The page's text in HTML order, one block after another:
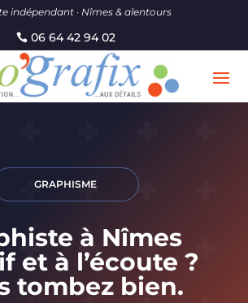
indépendant · Nîmes & alentours
06 64 42 94 02
GRAPHISME
à Nîmes
et à l’écoute ?
tombez bien.